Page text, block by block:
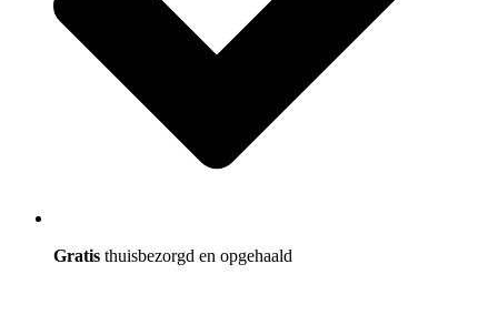
Gratis thuisbezorgd en opgehaald